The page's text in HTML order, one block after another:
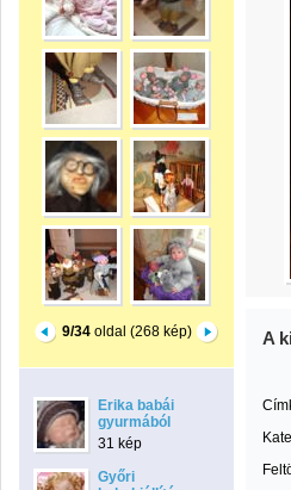
9/34oldal (268 kép)
Erika babái
gyurmából
31 kép
Győri
A